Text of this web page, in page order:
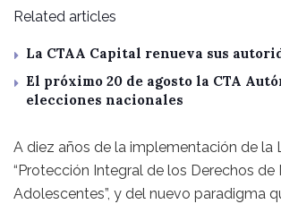
Related articles
La CTAA Capital renueva sus
El próximo 20 de agosto la CTA
elecciones nacionales
A diez años de la implementación de la
“Protección Integral de los Derechos de
Adolescentes”, y del nuevo paradigma